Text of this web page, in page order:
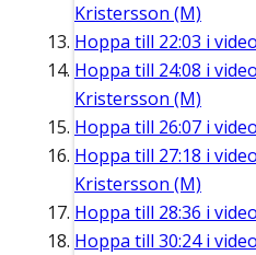
Kristersson (M)
Hoppa till 22:03 i
Hoppa till 24:08 i
Kristersson (M)
Hoppa till 26:07 i
Hoppa till 27:18 i
Kristersson (M)
Hoppa till 28:36 i
Hoppa till 30:24i